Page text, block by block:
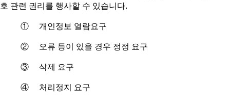
호 관련 권리를 행사할 수 있습니다.
① 개인정보 열람요구
② 오류 등이 있을 경우 정정 요구
③ 삭제 요구
④ 처리정지 요구